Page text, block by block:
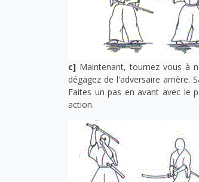
c] Maintenant, tournez vous à
dégagez de l'adversaire arrière.
Faites un pas en avant avec le
action.